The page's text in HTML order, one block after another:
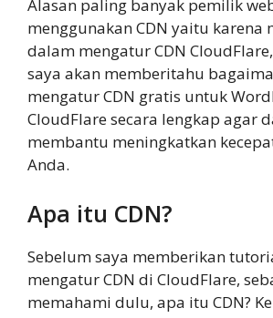
Alasan paling banyak pemilik
menggunakan CDN yaitu karena
dalam mengatur CDN
saya akan memberitahu
mengatur CDN gratis untuk
CloudFlare secara lengkap agar
membantu meningkatkan
Anda.
Apa itu CDN?
Sebelum saya memberikan
mengatur CDN di CloudFlare,
memahami dulu, apa itu CDN?